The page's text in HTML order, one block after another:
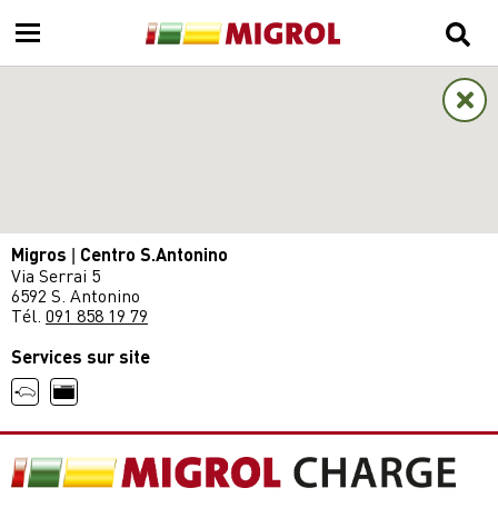
Migros | Centro S.Antonino
Via Serrai 5
6592 S. Antonino
Tél. 091 858 19 79
Services sur site